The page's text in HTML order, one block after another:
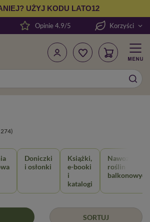
UŻYJ KODU LATO12
Opinie 4.9/5 Korzyści
274)
Doniczki
i osłonki
Książki,
e-booki
i
katalogi
Nawozy dla
roślin
balkonowych
SORTUJ